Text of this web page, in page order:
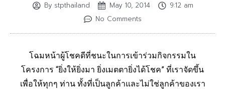
Bystpthailand May 10, 2014
9:12 am
No Comments
โฉมหน้าผู้โชคดีที่ชนะในการเข้าร่วมกิจกรรมใน
โครงการ “ยิ่งให้ยิ่งมา ยิ่งเมตตายิ่งได้โชค” ที่เราจัดขึ้น
เพื่อให้ทุกๆ ท่าน ทั้งที่เป็นลูกค้าและไม่ใช่ลูกค้าของเรา